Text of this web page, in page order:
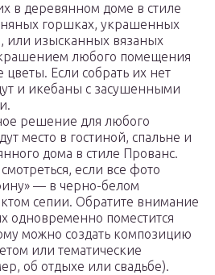
в деревянном доме в стиле
горшках, украшенных
или изысканных вязаных
любого помещения
Если собрать их нет
и икебаны с засушенными
решение для любого
место в гостиной, спальне и
дома в стиле Прованс.
если все фото
— в черно-белом
сепии. Обратите внимание
одновременно поместится
можно создать композицию
или тематические
об отдыхе или свадьбе).